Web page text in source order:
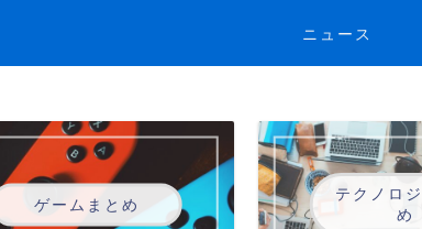
ニュース
ゲームまとめ
テクノロ
め